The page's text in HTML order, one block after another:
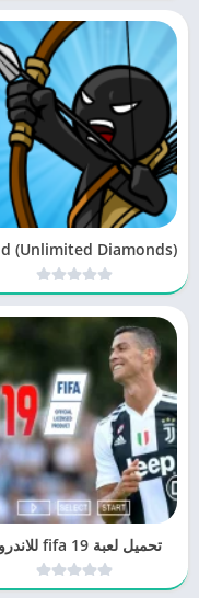
تحميل لعبة fifa 19 للاندرويد